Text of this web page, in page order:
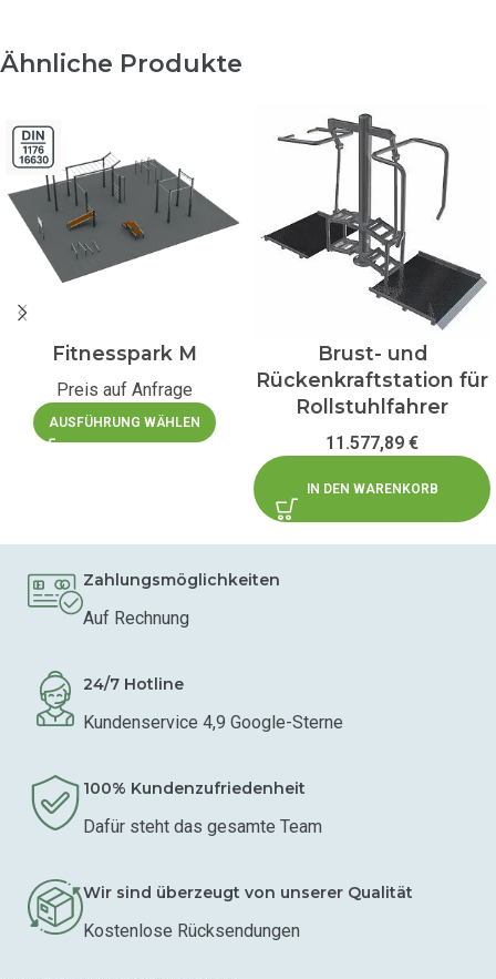
Ähnliche Produkte
Fitnesspark M
Preis auf Anfrage
AUSFÜHRUNG WÄHLEN
Brust- und
Rückenkraftstation für
Rollstuhlfahrer
11.577,89 €
IN DEN WARENKORB
Zahlungsmöglichkeiten
Auf Rechnung
24/7 Hotline
Kundenservice 4,9 Google-Sterne
100% Kundenzufriedenheit
Dafür steht das gesamte Team
Wir sind überzeugt von unserer Qualität
Kostenlose Rücksendungen